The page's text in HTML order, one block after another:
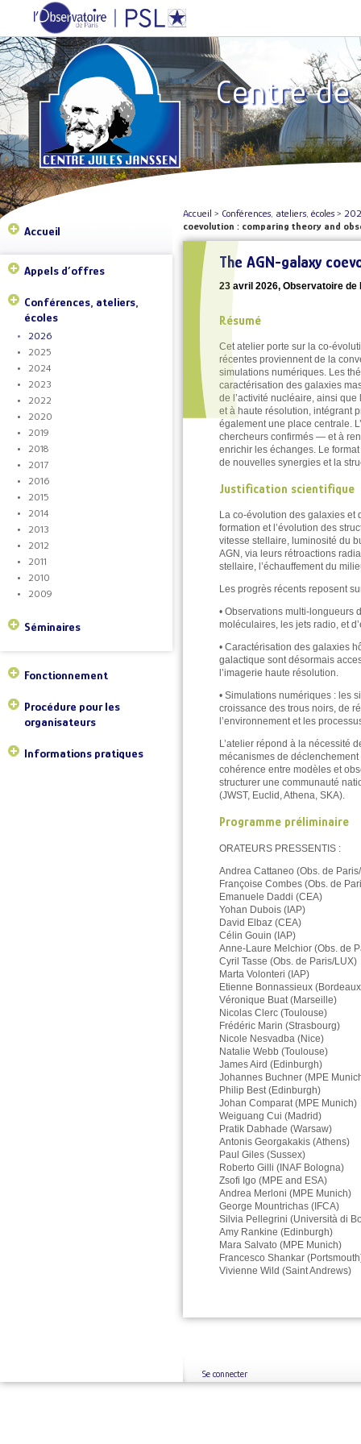
Centre de
Accueil
Appels d’offres
Conférences, ateliers,
écoles
2026
2025
2024
2023
2022
2020
2019
2018
2017
2016
2015
2014
2013
2012
2011
2010
2009
Séminaires
Fonctionnement
Procédure pour les
organisateurs
Informations pratiques
Accueil > Conférences, ateliers, écoles >
coevolution : comparing theory and
The AGN-galaxy
23 avril 2026, Observatoire de
Résumé
Cet atelier porte sur la
récentes proviennent de la
simulations numériques. Les
caractérisation des galaxies
de l’activité nucléaire, ainsi
et à haute résolution, intégrant
également une place centrale.
chercheurs confirmés — et à
enrichir les échanges. Le
de nouvelles synergies et la
Justification scientifique
La co‑évolution des galaxies
formation et l’évolution des
vitesse stellaire, luminosité du
AGN, via leurs rétroactions
stellaire, l’échauffement du
Les progrès récents reposent
• Observations multi‑longueurs
moléculaires, les jets radio, et
• Caractérisation des galaxies
galactique sont désormais
l’imagerie haute résolution.
• Simulations numériques : les
croissance des trous noirs, de
l’environnement et les
L’atelier répond à la nécessité
mécanismes de
cohérence entre modèles et
structurer une communauté
(JWST, Euclid, Athena, SKA).
Programme préliminaire
ORATEURS PRESSENTIS :
Andrea Cattaneo (Obs. de
Françoise Combes (Obs. de
Emanuele Daddi (CEA)
Yohan Dubois (IAP)
David Elbaz (CEA)
Célin Gouin (IAP)
Anne-Laure Melchior (Obs. de
Cyril Tasse (Obs. de Paris/LUX)
Marta Volonteri (IAP)
Etienne Bonnassieux
Véronique Buat (Marseille)
Nicolas Clerc (Toulouse)
Frédéric Marin (Strasbourg)
Nicole Nesvadba (Nice)
Natalie Webb (Toulouse)
James Aird (Edinburgh)
Johannes Buchner (MPE
Philip Best (Edinburgh)
Johan Comparat (MPE Munich)
Weiguang Cui (Madrid)
Pratik Dabhade (Warsaw)
Antonis Georgakakis (Athens)
Paul Giles (Sussex)
Roberto Gilli (INAF Bologna)
Zsofi Igo (MPE and ESA)
Andrea Merloni (MPE Munich)
George Mountrichas (IFCA)
Silvia Pellegrini (Università di
Amy Rankine (Edinburgh)
Mara Salvato (MPE Munich)
Francesco Shankar
Vivienne Wild (Saint Andrews)
Se connecter